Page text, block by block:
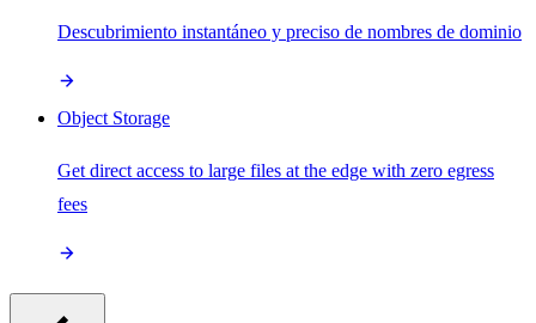
Descubrimiento instantáneo y preciso de nombres de dominio
Object Storage
Get direct access to large files at the edge with zero egress
fees